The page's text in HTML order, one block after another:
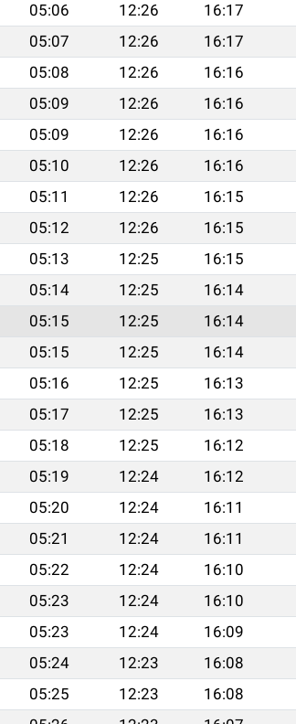
05:06 12:26 16:17
05:07 12:26 16:17
05:08 12:26 16:16
05:09 12:26 16:16
05:09 12:26 16:16
05:10 12:26 16:16
05:11 12:26 16:15
05:12 12:26 16:15
05:13 12:25 16:15
05:14 12:25 16:14
05:15 12:25 16:14
05:15 12:25 16:14
05:16 12:25 16:13
05:17 12:25 16:13
05:18 12:25 16:12
05:19 12:24 16:12
05:20 12:24 16:11
05:21 12:24 16:11
05:22 12:24 16:10
05:23 12:24 16:10
05:23 12:24 16:09
05:24 12:23 16:08
05:25 12:23 16:08